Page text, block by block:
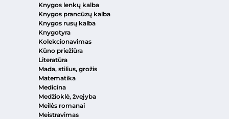
Knygos lenkų kalba
Knygos prancūzų kalba
Knygos rusų kalba
Knygotyra
Kolekcionavimas
Kūno priežiūra
Literatūra
Mada, stilius, grožis
Matematika
Medicina
Medžioklė, žvejyba
Meilės romanai
Meistravimas